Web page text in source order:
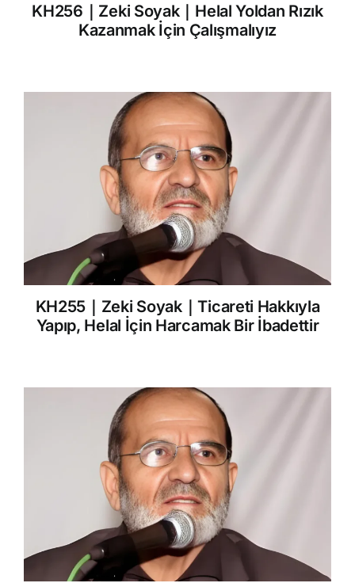
KH256｜Zeki Soyak｜Helal Yoldan Rızık
Kazanmak İçin Çalışmalıyız
KH255｜Zeki Soyak｜Ticareti Hakkıyla
Yapıp, Helal İçin Harcamak Bir İbadettir